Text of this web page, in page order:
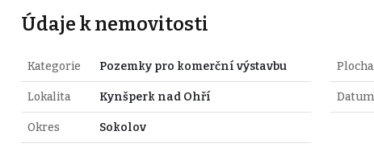
Údaje k nemovitosti
Kategorie Pozemky pro komerční výstavbu
Lokalita Kynšperk nad Ohří
Okres Sokolov